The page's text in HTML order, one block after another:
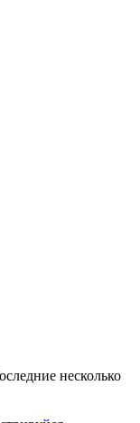
несколько